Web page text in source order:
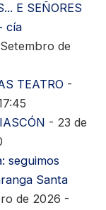
E SEÑORES
cía
de
TEATRO -
- 23 de
seguimos
Santa
de 2026 -